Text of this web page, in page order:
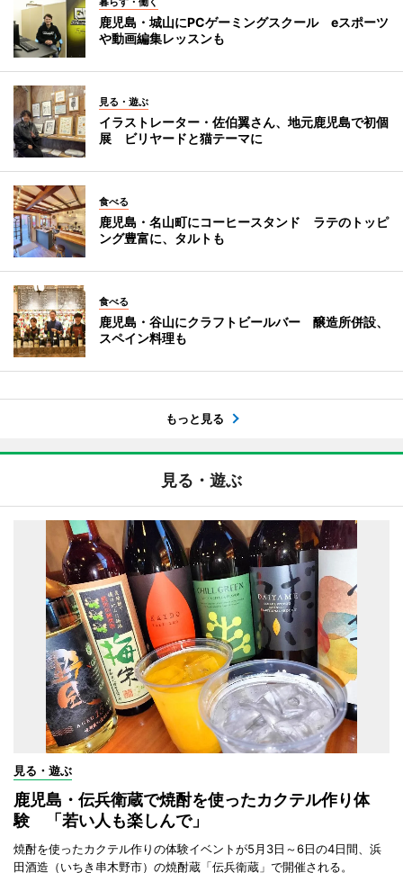
鹿児島・城山にPCゲーミングスクール eスポーツ
や動画編集レッスンも
見る・遊ぶ
イラストレーター・佐伯翼さん、地元鹿児島で初個
展 ビリヤードと猫テーマに
食べる
鹿児島・名山町にコーヒースタンド ラテのトッピ
ング豊富に、タルトも
食べる
鹿児島・谷山にクラフトビールバー 醸造所併設、
スペイン料理も
もっと見る
見る・遊ぶ
見る・遊ぶ
鹿児島・伝兵衛蔵で焼酎を使ったカクテル作り体
験 「若い人も楽しんで」
焼酎を使ったカクテル作りの体験イベントが5月3日～6日の4日間、浜
田酒造（いちき串木野市）の焼酎蔵「伝兵衛蔵」で開催される。